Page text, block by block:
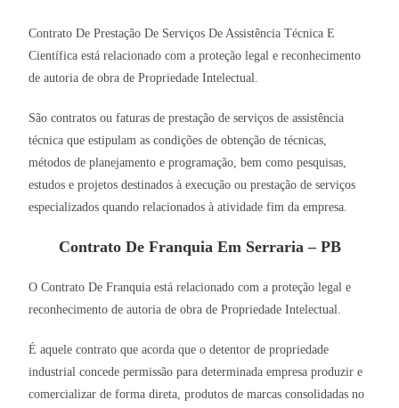
Contrato De Prestação De Serviços De Assistência Técnica E
Científica está relacionado com a proteção legal e reconhecimento
de autoria de obra de Propriedade Intelectual.
São contratos ou faturas de prestação de serviços de assistência
técnica que estipulam as condições de obtenção de técnicas,
métodos de planejamento e programação, bem como pesquisas,
estudos e projetos destinados à execução ou prestação de serviços
especializados quando relacionados à atividade fim da empresa.
Contrato De Franquia Em Serraria – PB
O Contrato De Franquia está relacionado com a proteção legal e
reconhecimento de autoria de obra de Propriedade Intelectual.
É aquele contrato que acorda que o detentor de propriedade
industrial concede permissão para determinada empresa produzir e
comercializar de forma direta, produtos de marcas consolidadas no